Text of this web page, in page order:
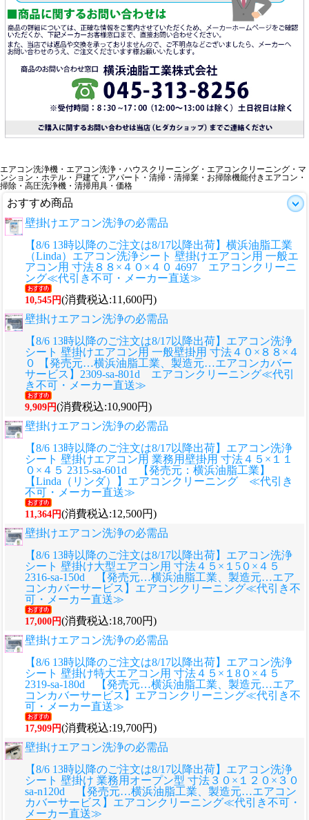
エアコン洗浄機・エアコン洗浄・ハウスクリーニング・エアコンクリーニング・マ
ンション・ホテル・戸建て・アパート・清掃・清掃業・お掃除機能付きエアコン・
掃除・高圧洗浄機・清掃用具・価格
おすすめ商品
壁掛けエアコン洗浄の必需品
【8/6 13時以降のご注文は8/17以降出荷】横浜油脂工業
（Linda）エアコン洗浄シート 壁掛けエアコン用 一般エ
アコン用 寸法８８×４０×４０ 4697 エアコンクリーニ
ング≪代引き不可・メーカー直送≫
10,545円(消費税込:11,600円)
壁掛けエアコン洗浄の必需品
【8/6 13時以降のご注文は8/17以降出荷】エアコン洗浄
シート 壁掛けエアコン用 一般壁掛用 寸法４０×８８×４
０ 【発売元…横浜油脂工業、製造元…エアコンカバー
サービス】2309-sa-801d エアコンクリーニング≪代引
き不可・メーカー直送≫
9,909円(消費税込:10,900円)
壁掛けエアコン洗浄の必需品
【8/6 13時以降のご注文は8/17以降出荷】エアコン洗浄
シート 壁掛けエアコン用 業務用壁掛用 寸法４５×１１
０×４５ 2315-sa-601d 【発売元：横浜油脂工業】
【Linda（リンダ）】エアコンクリーニング ≪代引き
不可・メーカー直送≫
11,364円(消費税込:12,500円)
壁掛けエアコン洗浄の必需品
【8/6 13時以降のご注文は8/17以降出荷】エアコン洗浄
シート 壁掛け大型エアコン用 寸法４５×１5０×４５
2316-sa-150d 【発売元…横浜油脂工業、製造元…エア
コンカバーサービス】エアコンクリーニング≪代引き不
可・メーカー直送≫
17,000円(消費税込:18,700円)
壁掛けエアコン洗浄の必需品
【8/6 13時以降のご注文は8/17以降出荷】エアコン洗浄
シート 壁掛け特大エアコン用 寸法４５×１8０×４５
2319-sa-180d 【発売元…横浜油脂工業、製造元…エア
コンカバーサービス】エアコンクリーニング≪代引き不
可・メーカー直送≫
17,909円(消費税込:19,700円)
壁掛けエアコン洗浄の必需品
【8/6 13時以降のご注文は8/17以降出荷】エアコン洗浄
シート 壁掛け 業務用オープン型 寸法３０×１２０×３０
sa-n120d 【発売元…横浜油脂工業、製造元…エアコン
カバーサービス】エアコンクリーニング≪代引き不可・
メーカー直送≫